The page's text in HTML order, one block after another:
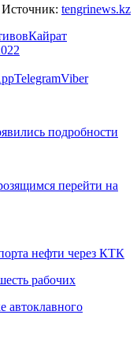
Источник: tengrinews.kz
Кайрат
TelegramViber
подробности
перейти на
нефти через КТК
рабочих
автоклавного